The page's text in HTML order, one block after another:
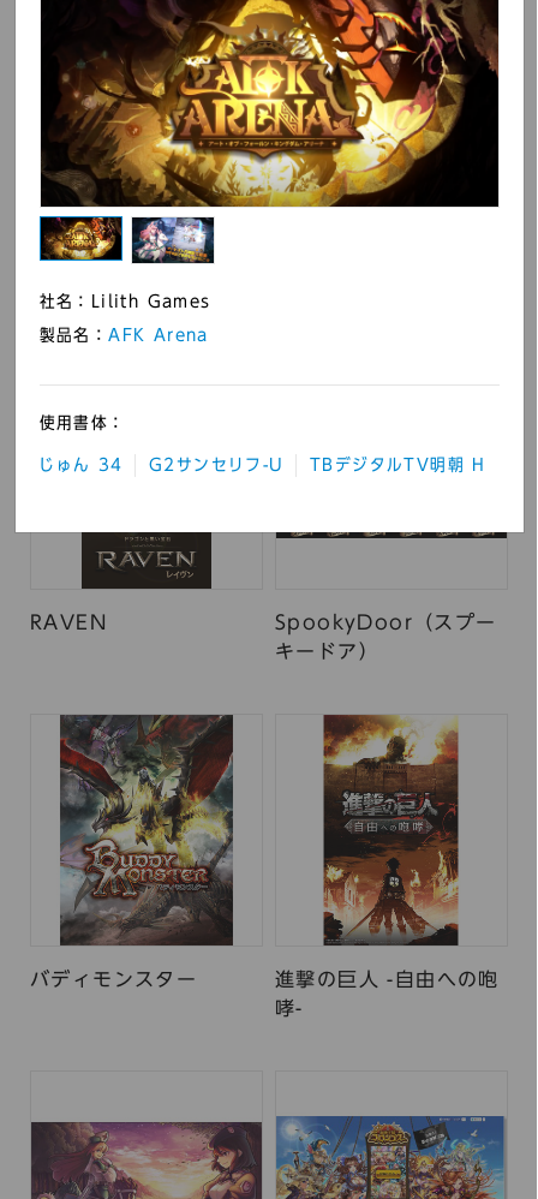
バンドリ！ ガールズバ
ンドパーティ！
RAVEN
SpookyDoor（スプー
キードア）
バディモンスター
進撃の巨人 -自由への咆
哮-
社名：Lilith Games
製品名：AFK Arena
使用書体：
じゅん 34 G2サンセリフ-U TBデジタルTV明朝 H